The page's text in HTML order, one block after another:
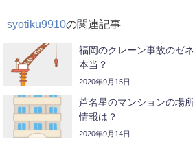
syotiku9910の関連記事
福岡のクレーン事故のゼ
本当？
2020年9月15日
芦名星のマンションの場
情報は？
2020年9月14日